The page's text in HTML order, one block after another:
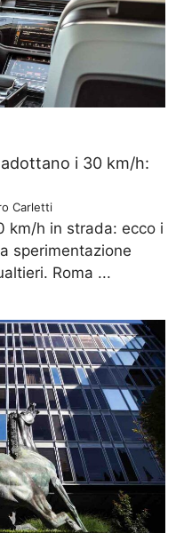
i 30 km/h:
Carletti
km/h in strada: ecco i
sperimentazione
Roma ...